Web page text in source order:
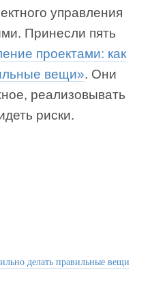
управления
Принесли пять
проектами: как
вещи». Они
реализовывать
риски.
делать правильные вещи